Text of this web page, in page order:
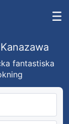
fantastiska